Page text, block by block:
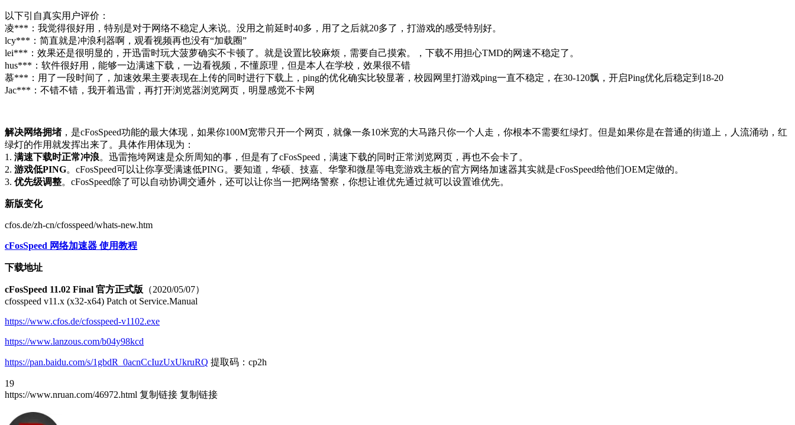
以下引自真实用户评价：
凌***：我觉得很好用，特别是对于网络不稳定人来说。没用之前延时40多，用了之后就20多了，打游戏的感受特别好。
lcy***：简直就是冲浪利器啊，观看视频再也没有“加载圈”
lei***：效果还是很明显的，开迅雷时玩大菠萝确实不卡顿了。就是设置比较麻烦，需要自己摸索。，下载不用担心TMD的网速不稳定了。
hus***：软件很好用，能够一边满速下载，一边看视频，不懂原理，但是本人在学校，效果很不错
慕***：用了一段时间了，加速效果主要表现在上传的同时进行下载上，ping的优化确实比较显著，校园网里打游戏ping一直不稳定，在30-120飘，开启Ping优化后稳定到18-20
Jac***：不错不错，我开着迅雷，再打开浏览器浏览网页，明显感觉不卡网
解决网络拥堵，是cFosSpeed功能的最大体现，如果你100M宽带只开一个网页，就像一条10米宽的大马路只你一个人走，你根本不需要红绿灯。但是如果你是在普通的街道上，人流涌动，红
绿灯的作用就发挥出来了。具体作用体现为：
1. 满速下载时正常冲浪。迅雷拖垮网速是众所周知的事，但是有了cFosSpeed，满速下载的同时正常浏览网页，再也不会卡了。
2. 游戏低PING。cFosSpeed可以让你享受满速低PING。要知道，华硕、技嘉、华擎和微星等电竞游戏主板的官方网络加速器其实就是cFosSpeed给他们OEM定做的。
3. 优先级调整。cFosSpeed除了可以自动协调交通外，还可以让你当一把网络警察，你想让谁优先通过就可以设置谁优先。
新版变化
cfos.de/zh-cn/cfosspeed/whats-new.htm
cFosSpeed 网络加速器 使用教程
下载地址
cFosSpeed 11.02 Final 官方正式版 （2020/05/07）
cfosspeed v11.x (x32-x64) Patch ot Service.Manual
https://www.cfos.de/cfosspeed-v1102.exe
https://www.lanzous.com/b04y98kcd
https://pan.baidu.com/s/1gbdR_0acnCcIuzUxUkruRQ 提取码：cp2h
19
https://www.nruan.com/46972.html 复制链接 复制链接